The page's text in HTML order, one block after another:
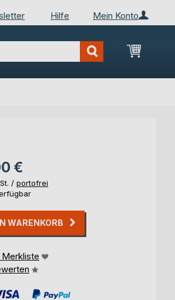
Mein Konto
Hilfe
Mein
€
/ portofrei
WARENKORB